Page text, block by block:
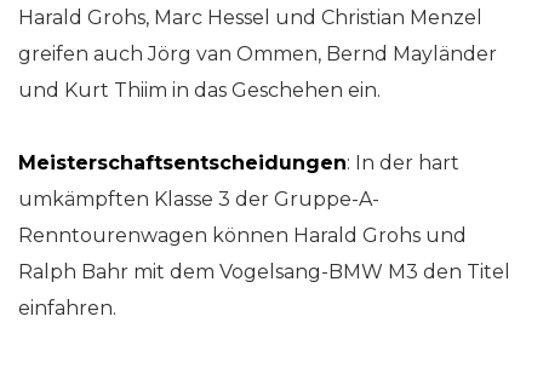
Harald Grohs, Marc Hessel und Christian Menzel
greifen auch Jörg van Ommen, Bernd Mayländer
und Kurt Thiim in das Geschehen ein.
Meisterschaftsentscheidungen: In der hart
umkämpften Klasse 3 der Gruppe-A-
Renntourenwagen können Harald Grohs und
Ralph Bahr mit dem Vogelsang-BMW M3 den Titel
einfahren.